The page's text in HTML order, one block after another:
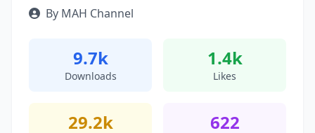
By MAH Channel
9.7k
Downloads
1.4k
Likes
29.2k 622